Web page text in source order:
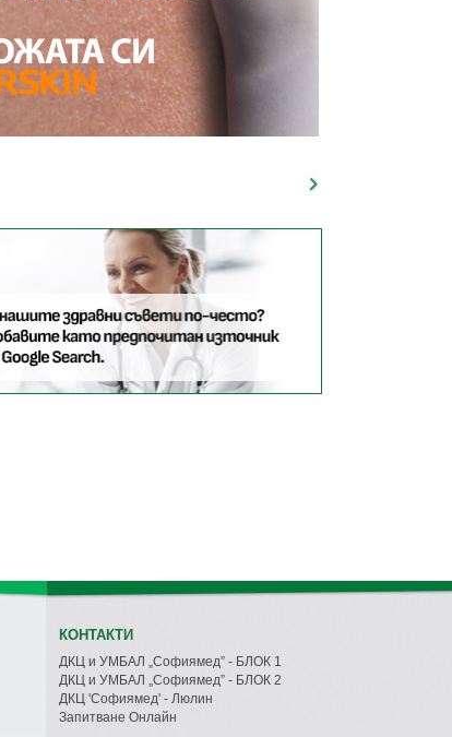
КОНТАКТИ
ДКЦ и УМБАЛ „Софиямед” - БЛОК 1
ДКЦ и УМБАЛ „Софиямед” - БЛОК 2
ДКЦ 'Софиямед' - Люлин
Запитване Онлайн